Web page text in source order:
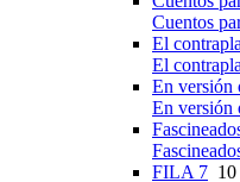
Cuentos
El
El
En versión
En versión
FILA 7 10